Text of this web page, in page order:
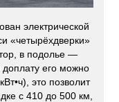
электрической
«четырёхдверки»
в подолье —
доплату его можно
это позволит
с 410 до 500 км,